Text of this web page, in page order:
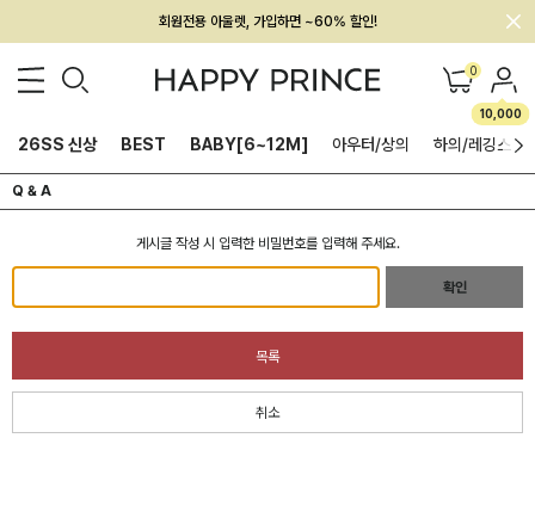
회원전용 아울렛, 가입하면 ~60% 할인!
멤버십 최대 28,000원 혜택 0
10,000
26SS 신상 BEST BABY[6~12M] 아우터/상의 하의/레깅스
Q & A
게시글 작성 시 입력한 비밀번호를 입력해 주세요.
확인
목록
취소